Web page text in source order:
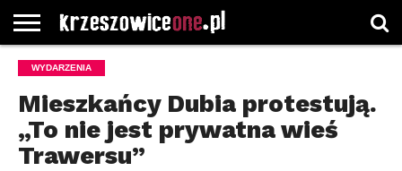
STRONA
GŁÓWNA
WYBORY
WYBIERZ
ROZKŁADY
GREGORCZYK
KONTAKT
WYDARZENIA
Mieszkańcy Dubia protestują.
„To nie jest prywatna wieś
Trawersu”